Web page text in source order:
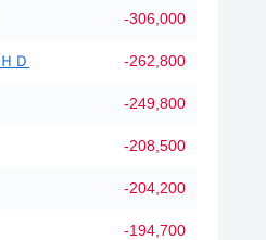
-306,000
Ｄ -262,800
-249,800
-208,500
-204,200
-194,700